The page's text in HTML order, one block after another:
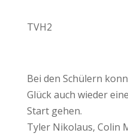
TVH2
Bei den Schülern
Glück auch wieder
Start gehen.
Tyler Nikolaus, Colin